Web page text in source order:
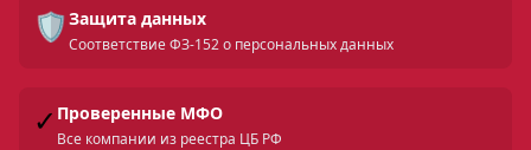
🛡️ Защита данных
Соответствие ФЗ-152 о персональных данных
✓ Проверенные МФО
Все компании из реестра ЦБ РФ